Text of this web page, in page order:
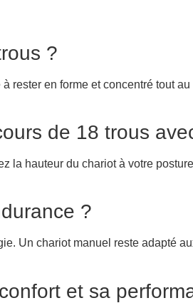
?
rester en forme et concentré tout
de 18 trous
la hauteur du chariot à votre
?
Un chariot manuel reste adapté
et sa